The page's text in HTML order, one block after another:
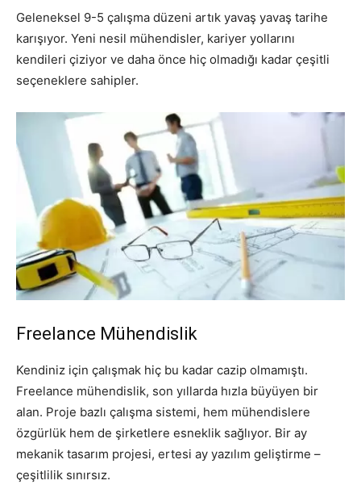
Geleneksel 9-5 çalışma düzeni artık yavaş yavaş tarihe
karışıyor. Yeni nesil mühendisler, kariyer yollarını
kendileri çiziyor ve daha önce hiç olmadığı kadar çeşitli
seçeneklere sahipler.
Freelance Mühendislik
Kendiniz için çalışmak hiç bu kadar cazip olmamıştı.
Freelance mühendislik, son yıllarda hızla büyüyen bir
alan. Proje bazlı çalışma sistemi, hem mühendislere
özgürlük hem de şirketlere esneklik sağlıyor. Bir ay
mekanik tasarım projesi, ertesi ay yazılım geliştirme –
çeşitlilik sınırsız.